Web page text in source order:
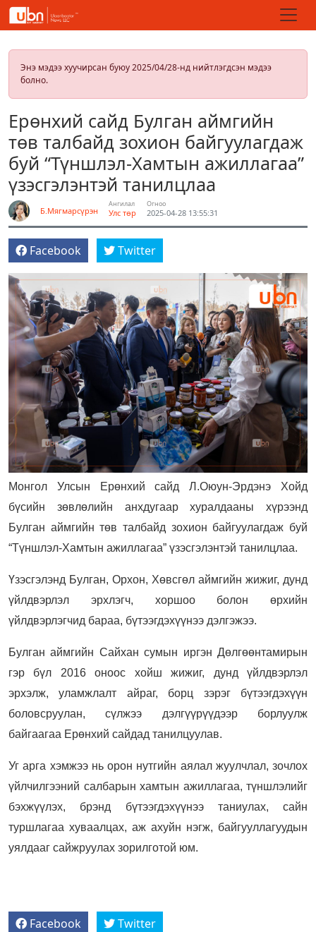
Энэ мэдээ хуучирсан буюу 2025/04/28-нд нийтлэгдсэн мэдээ
болно.
Ерөнхий сайд Булган аймгийн
төв талбайд зохион байгуулагдаж
буй “Түншлэл-Хамтын ажиллагаа”
үзэсгэлэнтэй танилцлаа
Б.Мягмарсүрэн
Ангилал
Улс төр
Огноо
2025-04-28 13:55:31
Facebook Twitter
Монгол Улсын Ерөнхий сайд Л.Оюун-Эрдэнэ Хойд
бүсийн зөвлөлийн анхдугаар хуралдааны хүрээнд
Булган аймгийн төв талбайд зохион байгуулагдаж буй
“Түншлэл-Хамтын ажиллагаа” үзэсгэлэнтэй танилцлаа.
Үзэсгэлэнд Булган, Орхон, Хөвсгөл аймгийн жижиг, дунд
үйлдвэрлэл эрхлэгч, хоршоо болон өрхийн
үйлдвэрлэгчид бараа, бүтээгдэхүүнээ дэлгэжээ.
Булган аймгийн Сайхан сумын иргэн Дөлгөөнтамирын
гэр бүл 2016 оноос хойш жижиг, дунд үйлдвэрлэл
эрхэлж, уламжлалт айраг, борц зэрэг бүтээгдэхүүн
боловсруулан, сүлжээ дэлгүүрүүдээр борлуулж
байгаагаа Ерөнхий сайдад танилцуулав.
Уг арга хэмжээ нь орон нутгийн аялал жуулчлал, зочлох
үйлчилгээний салбарын хамтын ажиллагаа, түншлэлийг
бэхжүүлэх, брэнд бүтээгдэхүүнээ таниулах, сайн
туршлагаа хуваалцах, аж ахуйн нэгж, байгууллагуудын
уялдааг сайжруулах зорилготой юм.
Facebook Twitter